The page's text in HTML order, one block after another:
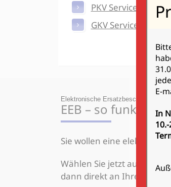
PKV Serviceportal
GKV Serviceportal
Elektronische Ersatzbescheinigung
EEB – so
Sie wollen eine
Wählen Sie jetzt aus der
dann direkt an Ihre Praxis
E-
In